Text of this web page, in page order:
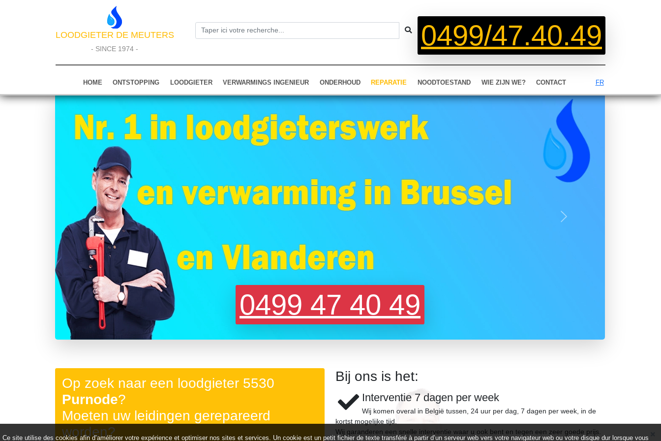
LOODGIETER DE MEUTERS
- SINCE 1974 - 0499/47.40.49
HOME ONTSTOPPING LOODGIETER VERWARMINGS INGENIEUR ONDERHOUD REPARATIE NOODTOESTAND WIE ZIJN WE? CONTACT FR
0499 47 40 49
Précédent Suivant
Op zoek naar een loodgieter 5530
Purnode?
Moeten uw leidingen gerepareerd
worden?
Bij ons is het:
Interventie 7 dagen per week
Wij komen overal in België tussen, 24 uur per dag, 7 dagen per week, in de
kortst mogelijke tijd.
Wij garanderen een snelle interventie waar u ook bent en tegen een zeer goede prijs.
Ce site utilise des cookies afin d’améliorer votre expérience et optimiser nos sites et services. Un cookie est un petit fichier de texte transféré à partir d’un serveur web vers votre navigateur web ou votre disque dur lorsque vous